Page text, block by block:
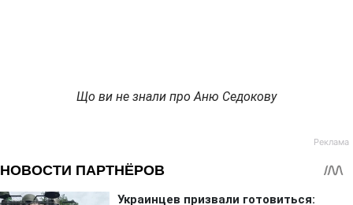
Що ви не знали про Аню Седокову